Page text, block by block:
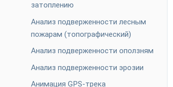
затоплению
Анализ подверженности лесным
пожарам (топографический)
Анализ подверженности оползням
Анализ подверженности эрозии
Анимация GPS-трека